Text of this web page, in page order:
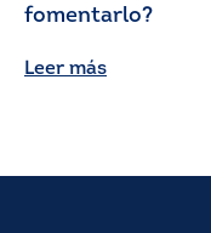
fomentarlo?
Leer más